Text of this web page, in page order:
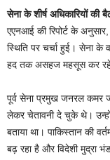
सेना के शीर्ष अधिकारियों की
एएनआई की रिपोर्ट के
स्थिति पर चर्चा हुई। सेना के
हद तक असहज महसूस कर
पूर्व सेना प्रमुख जनरल कमर
लेकर चेतावनी दे चुके थे।
बताया था। पाकिस्तान की
बढ़ रहा है और विदेशी मुद्रा